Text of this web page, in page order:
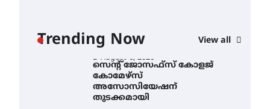
Trending Now View all
ചെയ്യുന്നു
August 6, 2026
സെന്റ് ജോസഫ്സ് കോളജ്
കോമേഴ്‌സ്
അസോസിയേഷന്
തുടക്കമായി